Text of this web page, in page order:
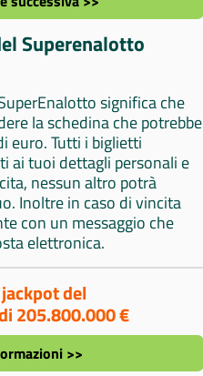
Superenalotto
significa che
la schedina che potrebbe
euro. Tutti i biglietti
ai tuoi dettagli personali e
nessun altro potrà
Inoltre in caso di vincita
con un messaggio che
elettronica.
del
205.800.000 €
>>